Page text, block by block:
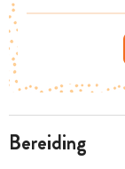
bereiding